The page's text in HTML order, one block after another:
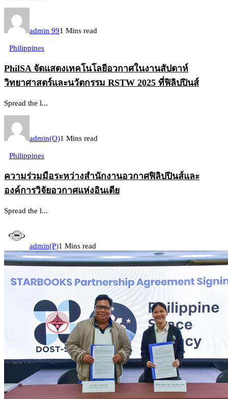
admin 991 Mins read
Philippines
PhilSA จัดแสดงเทคโนโลยีอวกาศในงานสัปดาห์
วิทยาศาสตร์และนวัตกรรม RSTW 2025 ที่ฟิลิปปินส์
Spread the l...
admin(O)1 Mins read
Philippines
ความร่วมมือระหว่างสำนักงานอวกาศฟิลิปปินส์และ
องค์การวิจัยอวกาศแห่งอินเดีย
Spread the l...
admin(P)1 Mins read